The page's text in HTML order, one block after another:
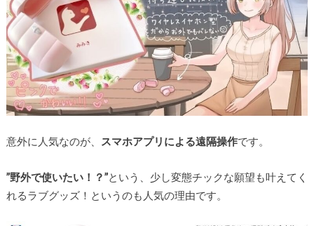
意外に人気なのが、 スマホアプリによる遠隔操作です。
”野外で使いたい！？”という、少し変態チックな願望も叶えてく
れるラブグッズ！というのも人気の理由です。